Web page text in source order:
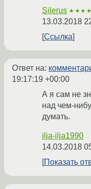
Silerus
13.03.2018
Ссылка
Ответ на:
19:17:19 +00:00
А я сам не
над чем-
думать.
ilja-ilja1990
14.03.2018
Показать